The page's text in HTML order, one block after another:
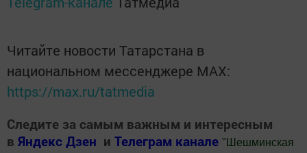
Читайте новости Татарстана в
национальном мессенджере MАХ:
https://max.ru/tatmedia
Следите за самым важным и интересным
в Яндекс Дзен и Телеграм канале " Шешминская